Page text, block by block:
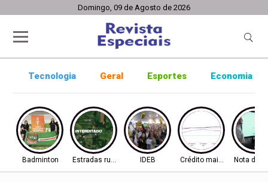
Domingo, 09 de Agosto de 2026
Tecnologia Geral Esportes Economia
Badminton Estradas rurais IDEB Crédito mais difícilNota do